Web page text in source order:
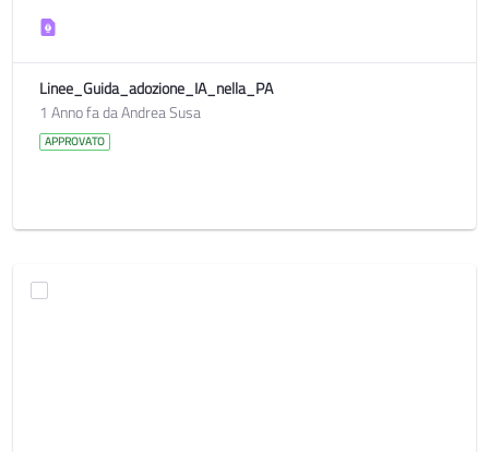
Linee_Guida_adozione_IA_nella_PA
1 Anno fa da Andrea Susa
APPROVATO